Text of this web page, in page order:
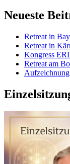
Neueste
Retreat in
Retreat in
Kongress
Retreat am